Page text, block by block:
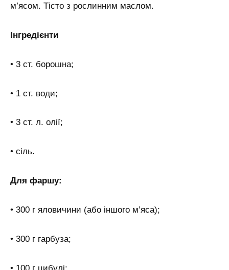
м’ясом. Тісто з рослинним маслом.
Інгредієнти
• 3 ст. борошна;
• 1 ст. води;
• 3 ст. л. олії;
• сіль.
Для фаршу:
• 300 г яловичини (або іншого м’яса);
• 300 г гарбуза;